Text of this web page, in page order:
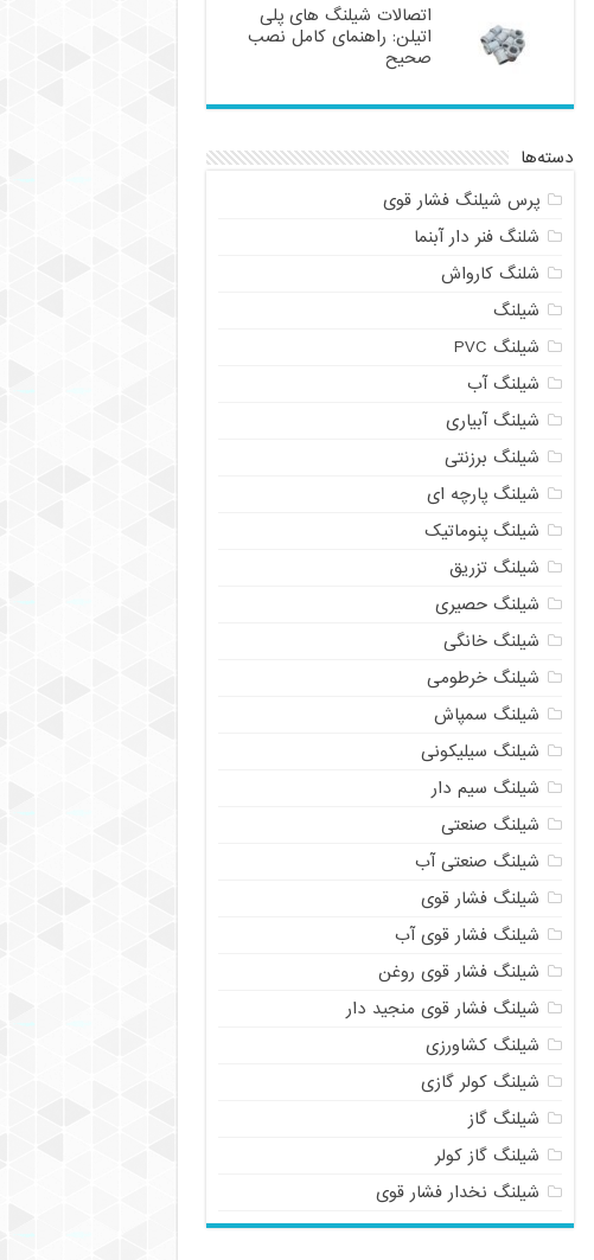
اتصالات شیلنگ های پلی
اتیلن: راهنمای کامل نصب
صحیح
دسته‌ها
پرس شیلنگ فشار قوی
شلنگ فنر دار آبنما
شلنگ کارواش
شیلنگ
شیلنگ PVC
شیلنگ آب
شیلنگ آبیاری
شیلنگ برزنتی
شیلنگ پارچه ای
شیلنگ پنوماتیک
شیلنگ تزریق
شیلنگ حصیری
شیلنگ خانگی
شیلنگ خرطومی
شیلنگ سمپاش
شیلنگ سیلیکونی
شیلنگ سیم دار
شیلنگ صنعتی
شیلنگ صنعتی آب
شیلنگ فشار قوی
شیلنگ فشار قوی آب
شیلنگ فشار قوی روغن
شیلنگ فشار قوی منجید دار
شیلنگ کشاورزی
شیلنگ کولر گازی
شیلنگ گاز
شیلنگ گاز کولر
شیلنگ نخدار فشار قوی